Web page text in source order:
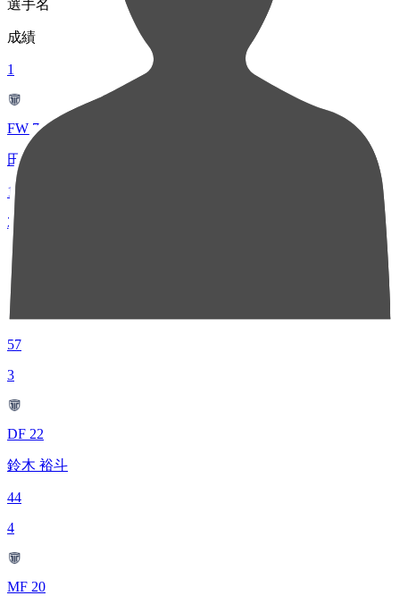
選手名
成績
1
FW 77
田中 パウロ淳一
128
2
MF 10
岡庭 裕貴
57
3
DF 22
鈴木 裕斗
44
4
MF 20